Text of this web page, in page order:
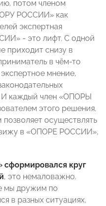
потом членом
РОССИИ» как
экспертная
- это лифт. С одной
приходит снизу в
в чём-то
мнение,
И каждый член «ОПОРЫ
этого решения.
осуществлять
вижу в «ОПОРЕ РОССИИ»,
сформировался круг
, это немаловажно.
мы дружим по
в разных ситуациях,